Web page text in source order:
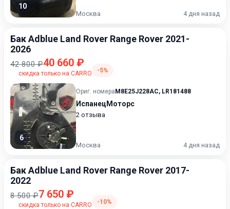
10
Москва 4 дня назад
Бак Adblue Land Rover Range Rover 2021-
2026
42 800 ₽40 660 ₽
скидка только на CARRO -5%
6
Ориг. номера M8E25J228AC, LR181488
ИспанецМоторс
2 отзыва
Москва 4 дня назад
Бак Adblue Land Rover Range Rover 2017-
2022
8 500 ₽7 650 ₽
скидка только на CARRO -10%